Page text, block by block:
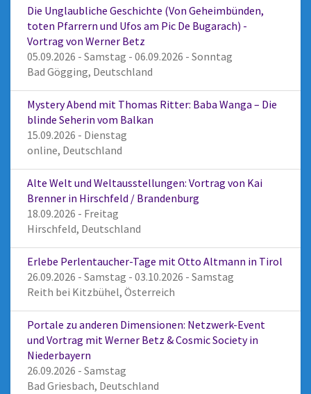
Die Unglaubliche Geschichte (Von Geheimbünden,
toten Pfarrern und Ufos am Pic De Bugarach) -
Vortrag von Werner Betz
05.09.2026 - Samstag - 06.09.2026 - Sonntag
Bad Gögging, Deutschland
Mystery Abend mit Thomas Ritter: Baba Wanga – Die
blinde Seherin vom Balkan
15.09.2026 - Dienstag
online, Deutschland
Alte Welt und Weltausstellungen: Vortrag von Kai
Brenner in Hirschfeld / Brandenburg
18.09.2026 - Freitag
Hirschfeld, Deutschland
Erlebe Perlentaucher-Tage mit Otto Altmann in Tirol
26.09.2026 - Samstag - 03.10.2026 - Samstag
Reith bei Kitzbühel, Österreich
Portale zu anderen Dimensionen: Netzwerk-Event
und Vortrag mit Werner Betz & Cosmic Society in
Niederbayern
26.09.2026 - Samstag
Bad Griesbach, Deutschland